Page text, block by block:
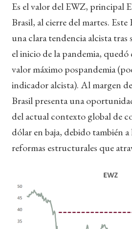
Es el valor del EWZ, principal
Brasil, al cierre del martes.
una clara tendencia alcista
el inicio de la pandemia, quedó
valor máximo pospandemia
indicador alcista). Al margen
Brasil presenta una
del actual contexto global de
dólar en baja, debido también a
reformas estructurales que